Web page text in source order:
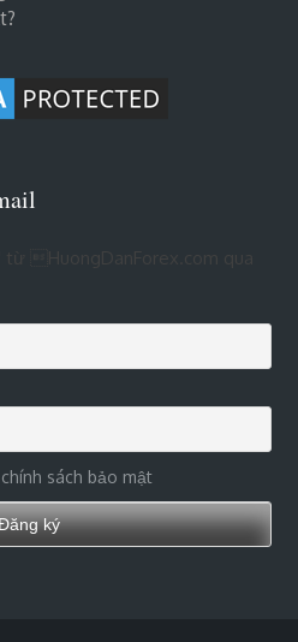
từ HuongDanForex.com qua
sách bảo mật